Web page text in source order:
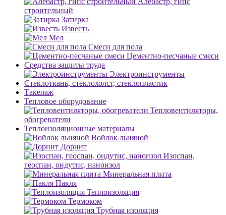
строительный
Затирка
Известь
Мел
Смеси для пола
Цементно-песчаные смеси
Средства защиты труда
Электроинструменты
Стеклоткань, стеклохолст, стеклопластик
Такелаж
Тепловое оборудование
Тепловентиляторы,
обогреватели
Теплоизоляционные материалы
Войлок льняной
Дорнит
Изоспан,
геоспан, ондутис, наноизол
Минеральная плита
Пакля
Теплоизоляция
Термоком
Трубная изоляция